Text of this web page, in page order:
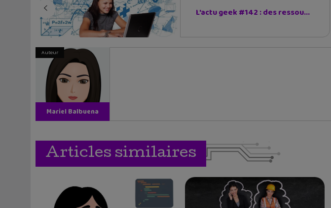
L'actu geek #142 : des ressou...
Auteur
Mariel Balbuena
Articles similaires